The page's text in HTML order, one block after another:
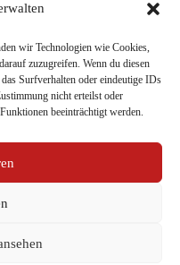
wir Technologien wie Cookies,
zuzugreifen. Wenn du diesen
Surfverhalten oder eindeutige IDs
nicht erteilst oder
beeinträchtigt werden.
Guide